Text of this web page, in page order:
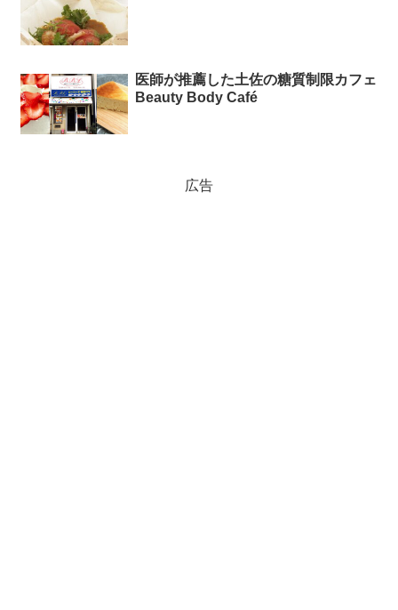
医師が推薦した土佐の糖質制限カフェ
Beauty Body Café
広告